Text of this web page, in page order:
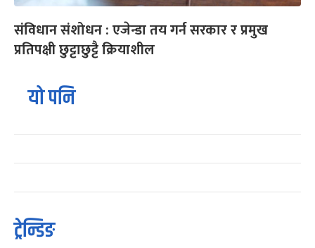
संविधान संशोधन : एजेन्डा तय गर्न सरकार र प्रमुख
प्रतिपक्षी छुट्टाछुट्टै क्रियाशील
यो पनि
ट्रेन्डिङ